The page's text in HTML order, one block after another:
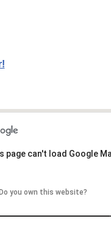
page can't load Google
you own this website?